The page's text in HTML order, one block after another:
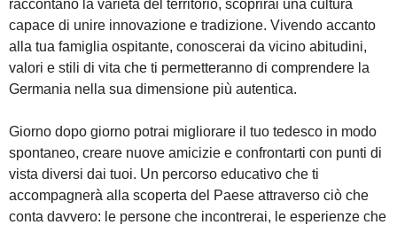
raccontano la varietà del territorio, scoprirai una cultura
capace di unire innovazione e tradizione. Vivendo accanto
alla tua famiglia ospitante, conoscerai da vicino abitudini,
valori e stili di vita che ti permetteranno di comprendere la
Germania nella sua dimensione più autentica.
Giorno dopo giorno potrai migliorare il tuo tedesco in modo
spontaneo, creare nuove amicizie e confrontarti con punti di
vista diversi dai tuoi. Un percorso educativo che ti
accompagnerà alla scoperta del Paese attraverso ciò che
conta davvero: le persone che incontrerai, le esperienze che